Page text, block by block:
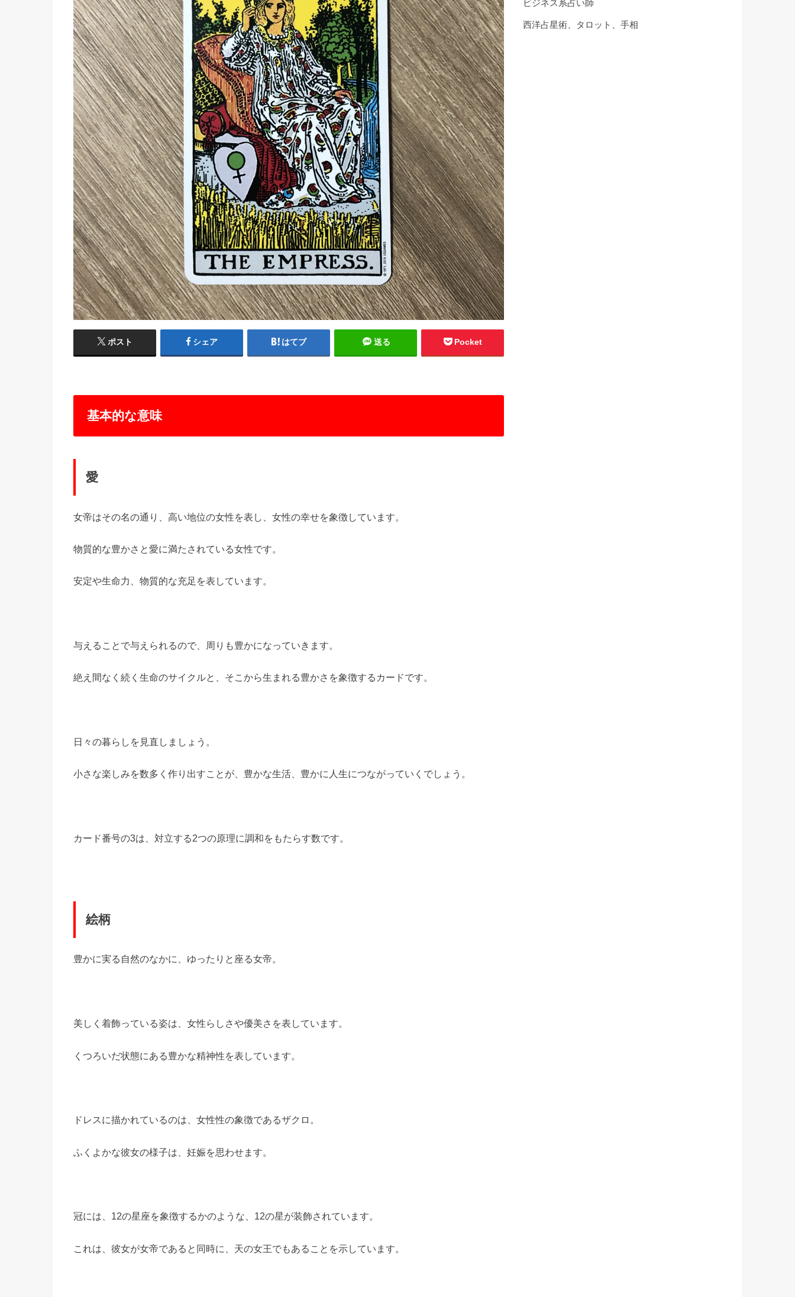
ポスト シェア はてブ 送る Pocket
基本的な意味
愛
女帝はその名の通り、高い地位の女性を表し、女性の幸せを象徴しています。
物質的な豊かさと愛に満たされている女性です。
安定や生命力、物質的な充足を表しています。
与えることで与えられるので、周りも豊かになっていきます。
絶え間なく続く生命のサイクルと、そこから生まれる豊かさを象徴するカードです。
日々の暮らしを見直しましょう。
小さな楽しみを数多く作り出すことが、豊かな生活、豊かに人生につながっていくでしょう。
カード番号の3は、対立する2つの原理に調和をもたらす数です。
絵柄
豊かに実る自然のなかに、ゆったりと座る女帝。
美しく着飾っている姿は、女性らしさや優美さを表しています。
くつろいだ状態にある豊かな精神性を表しています。
ドレスに描かれているのは、女性性の象徴であるザクロ。
ふくよかな彼女の様子は、妊娠を思わせます。
冠には、12の星座を象徴するかのような、12の星が装飾されています。
これは、彼女が女帝であると同時に、天の女王でもあることを示しています。
ビジネス系占い師
西洋占星術、タロット、手相